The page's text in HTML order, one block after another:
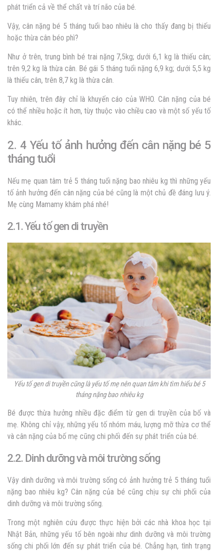
phát triển cả về thể chất và trí não của bé.
Vậy,cân nặng bé 5 tháng tuổi bao nhiêu là cho thấy đang bị thiếu
hoặc thừa cân béo phì?
Như ở trên, trung bình bé trai nặng 7,5kg; dưới 6,1 kg là thiếu cân;
trên 9,2 kg là thừa cân. Bé gái 5 tháng tuổi nặng 6,9 kg; dưới 5,5 kg
là thiếu cân, trên 8,7 kg là thừa cân.
Tuy nhiên, trên đây chỉ là khuyến cáo của WHO. Cân nặng của bé
có thể nhiều hoặc ít hơn, tùy thuộc vào chiều cao và một số yếu tố
khác.
2. 4 Yếu tố ảnh hưởng đến cân nặng bé 5
tháng tuổi
Nếu mẹ quan tâm trẻ 5 tháng tuổi nặng bao nhiêu kg thì những yếu
tố ảnh hưởng đến cân nặng của bé cũng là một chủ đề đáng lưu ý.
Mẹ cùng Mamamy khám phá nhé!
2.1. Yếu tố gen di truyền
Yếu tố gen di truyền cũng là yếu tố mẹ nên quan tâm khi tìm hiểubé 5
tháng nặng bao nhiêu kg
Bé được thừa hưởng nhiều đặc điểm từ gen di truyền của bố và
mẹ. Không chỉ vậy, những yếu tố nhóm máu, lượng mỡ thừa cơ thể
và cân nặng của bố mẹ cũng chi phối đến sự phát triển của bé.
2.2. Dinh dưỡng và môi trường sống
Vậy dinh dưỡng và môi trường sống có ảnh hưởng trẻ 5 tháng tuổi
nặng bao nhiêu kg? Cân nặng của bé cũng chịu sự chi phối của
dinh dưỡng và môi trường sống.
Trong một nghiên cứu được thực hiện bởi các nhà khoa học tại
Nhật Bản, những yếu tố bên ngoài như dinh dưỡng và môi trường
sống chi phối lớn đến sự phát triển của bé. Chẳng hạn, tình trạng